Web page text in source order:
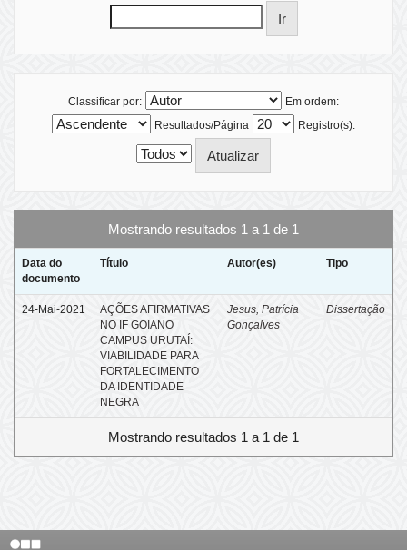
Classificar por:
Em ordem:
Resultados/Página
Registro(s):
Mostrando resultados 1 a 1 de 1
Data do
documento
Título Autor(es) Tipo
24-Mai-2021
AÇÕES AFIRMATIVAS
NO IF GOIANO
CAMPUS URUTAÍ:
VIABILIDADE PARA
FORTALECIMENTO
DA IDENTIDADE
NEGRA
Jesus, Patrícia
Gonçalves
Dissertação
Mostrando resultados 1 a 1 de 1